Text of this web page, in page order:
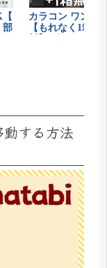
動する方法